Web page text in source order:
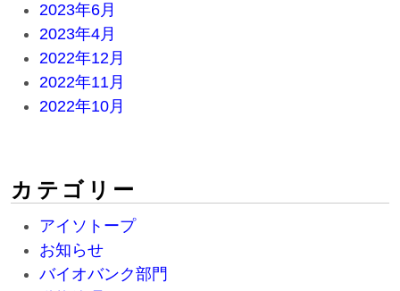
2023年6月
2023年4月
2022年12月
2022年11月
2022年10月
カテゴリー
アイソトープ
お知らせ
バイオバンク部門